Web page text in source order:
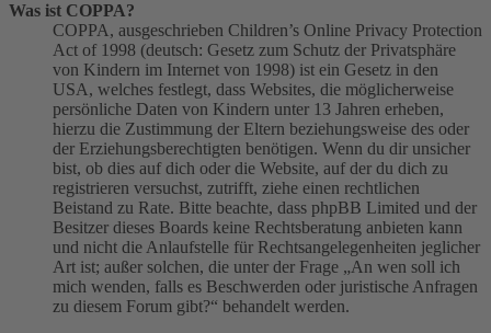
Was ist COPPA?
COPPA, ausgeschrieben Children’s Online Privacy Protection
Act of 1998 (deutsch: Gesetz zum Schutz der Privatsphäre
von Kindern im Internet von 1998) ist ein Gesetz in den
USA, welches festlegt, dass Websites, die möglicherweise
persönliche Daten von Kindern unter 13 Jahren erheben,
hierzu die Zustimmung der Eltern beziehungsweise des oder
der Erziehungsberechtigten benötigen. Wenn du dir unsicher
bist, ob dies auf dich oder die Website, auf der du dich zu
registrieren versuchst, zutrifft, ziehe einen rechtlichen
Beistand zu Rate. Bitte beachte, dass phpBB Limited und der
Besitzer dieses Boards keine Rechtsberatung anbieten kann
und nicht die Anlaufstelle für Rechtsangelegenheiten jeglicher
Art ist; außer solchen, die unter der Frage „An wen soll ich
mich wenden, falls es Beschwerden oder juristische Anfragen
zu diesem Forum gibt?“ behandelt werden.